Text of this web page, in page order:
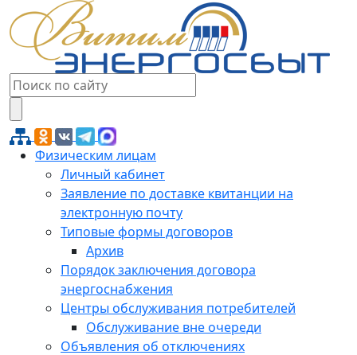
Физическим лицам
Личный кабинет
Заявление по доставке квитанции на
электронную почту
Типовые формы договоров
Архив
Порядок заключения договора
энергоснабжения
Центры обслуживания потребителей
Обслуживание вне очереди
Объявления об отключениях